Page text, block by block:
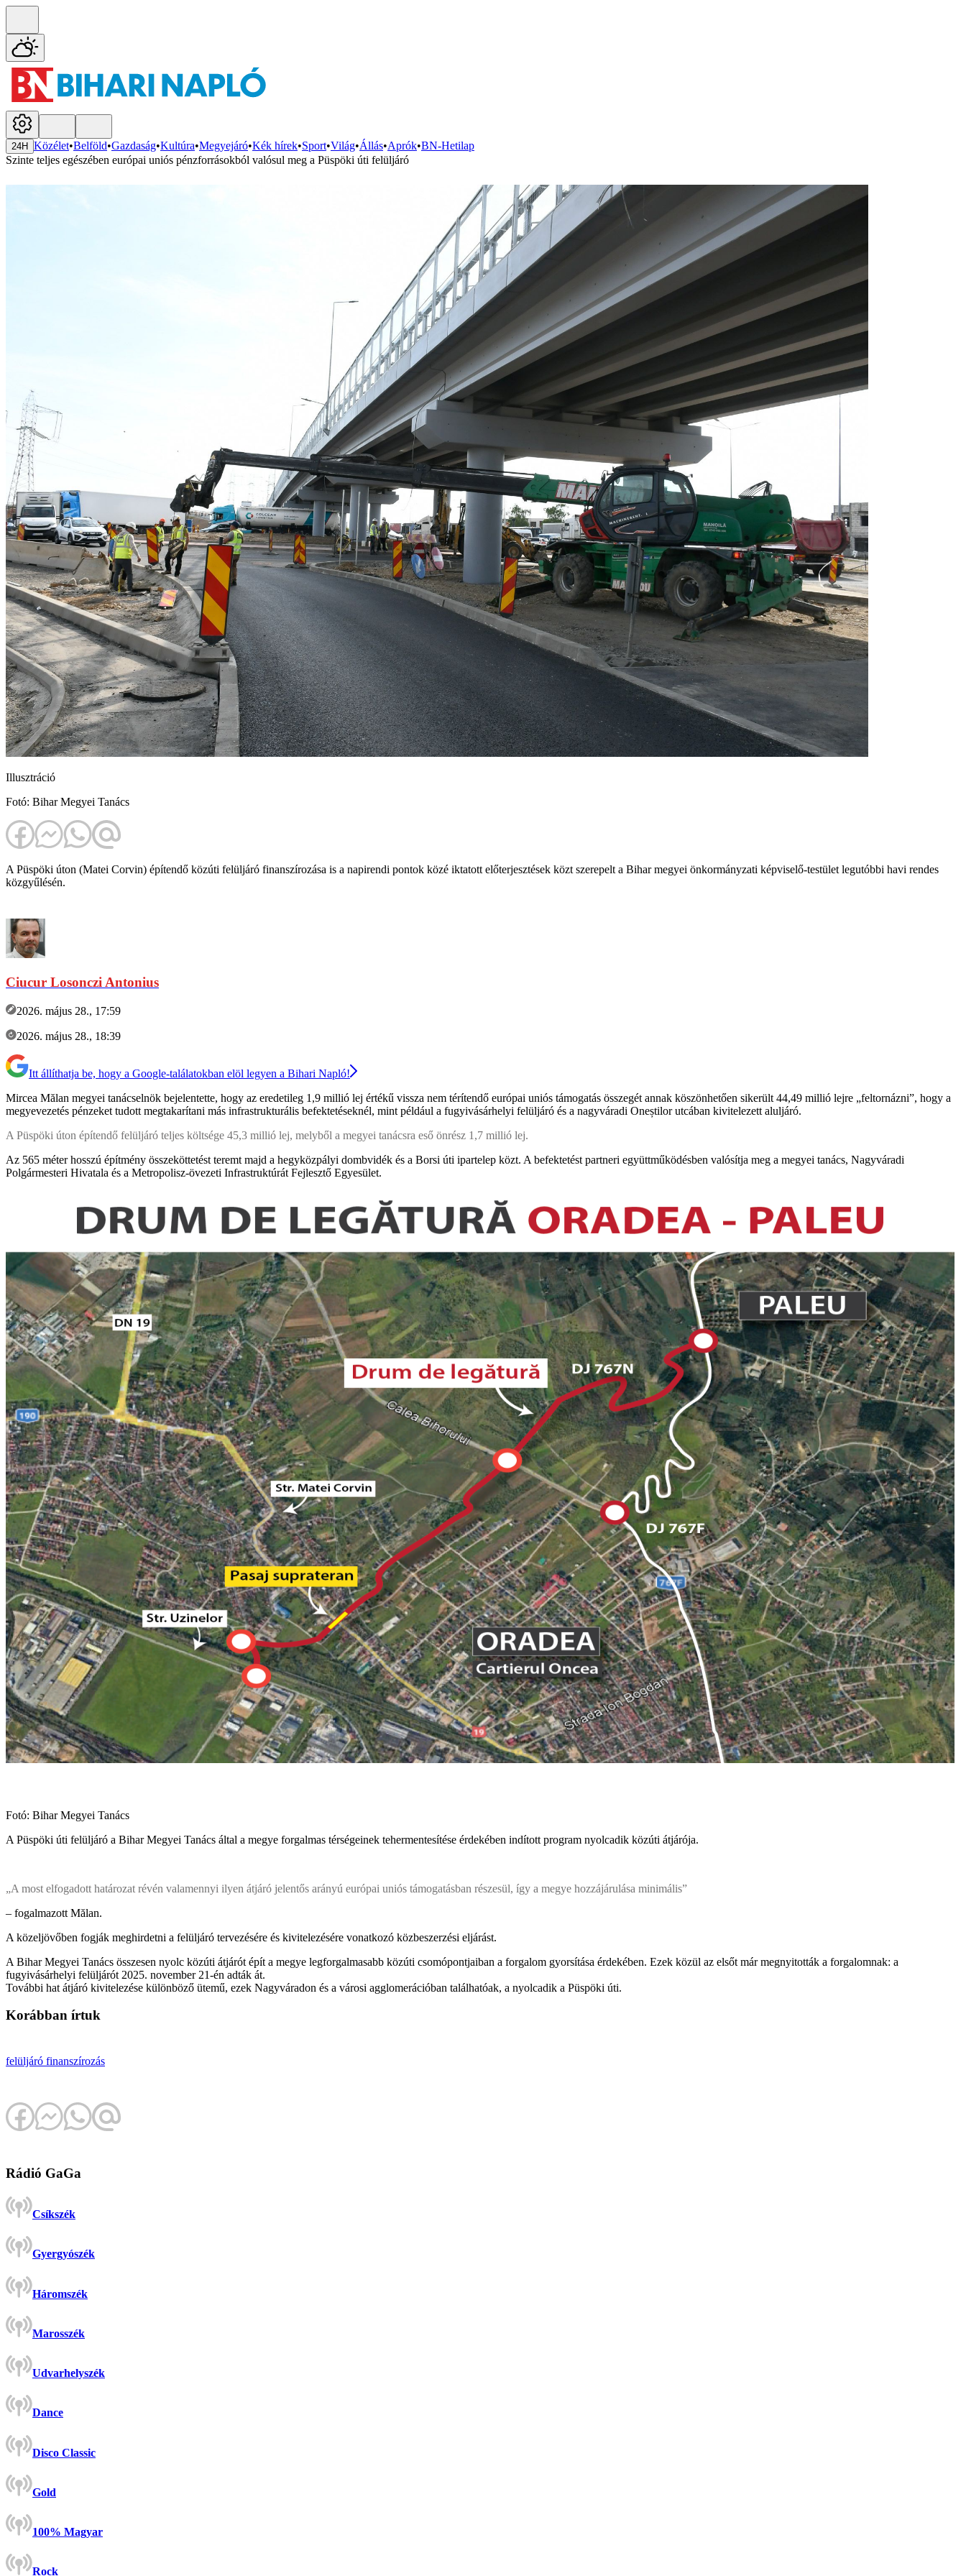
24H Közélet•Belföld•Gazdaság•Kultúra•Megyejáró•Kék hírek•Sport•Világ•Állás•Aprók•BN-Hetilap
Szinte teljes egészében európai uniós pénzforrásokból valósul meg a Püspöki úti felüljáró
Illusztráció
Fotó: Bihar Megyei Tanács
A Püspöki úton (Matei Corvin) építendő közúti felüljáró finanszírozása is a napirendi pontok közé iktatott előterjesztések közt szerepelt a Bihar megyei önkormányzati képviselő-testület legutóbbi havi rendes
közgyűlésén.
Ciucur Losonczi Antonius
2026. május 28., 17:59
2026. május 28., 18:39
Itt állíthatja be, hogy a Google-találatokban elöl legyen a Bihari Napló!
Mircea Mălan megyei tanácselnök bejelentette, hogy az eredetileg 1,9 millió lej értékű vissza nem térítendő európai uniós támogatás összegét annak köszönhetően sikerült 44,49 millió lejre „feltornázni”, hogy a
megyevezetés pénzeket tudott megtakarítani más infrastrukturális befektetéseknél, mint például a fugyivásárhelyi felüljáró és a nagyváradi Oneștilor utcában kivitelezett aluljáró.
A Püspöki úton építendő felüljáró teljes költsége 45,3 millió lej, melyből a megyei tanácsra eső önrész 1,7 millió lej.
Az 565 méter hosszú építmény összeköttetést teremt majd a hegyközpályi dombvidék és a Borsi úti ipartelep közt. A befektetést partneri együttműködésben valósítja meg a megyei tanács, Nagyváradi
Polgármesteri Hivatala és a Metropolisz-övezeti Infrastruktúrát Fejlesztő Egyesület.
Fotó: Bihar Megyei Tanács
A Püspöki úti felüljáró a Bihar Megyei Tanács által a megye forgalmas térségeinek tehermentesítése érdekében indított program nyolcadik közúti átjárója.
„A most elfogadott határozat révén valamennyi ilyen átjáró jelentős arányú európai uniós támogatásban részesül, így a megye hozzájárulása minimális”
– fogalmazott Mălan.
A közeljövőben fogják meghirdetni a felüljáró tervezésére és kivitelezésére vonatkozó közbeszerzési eljárást.
A Bihar Megyei Tanács összesen nyolc közúti átjárót épít a megye legforgalmasabb közúti csomópontjaiban a forgalom gyorsítása érdekében. Ezek közül az elsőt már megnyitották a forgalomnak: a
fugyivásárhelyi felüljárót 2025. november 21-én adták át.
További hat átjáró kivitelezése különböző ütemű, ezek Nagyváradon és a városi agglomerációban találhatóak, a nyolcadik a Püspöki úti.
Korábban írtuk
felüljáró finanszírozás
Rádió GaGa
Csíkszék
Gyergyószék
Háromszék
Marosszék
Udvarhelyszék
Dance
Disco Classic
Gold
100% Magyar
Rock